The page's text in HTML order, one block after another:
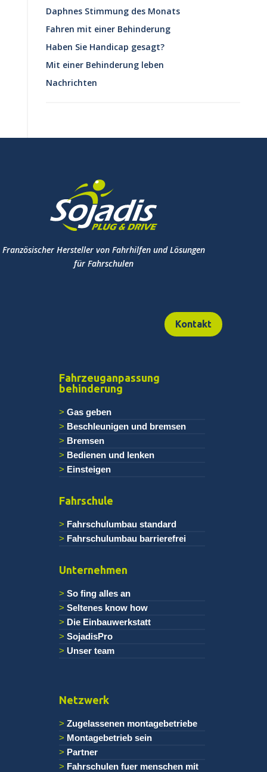
Daphnes Stimmung des Monats
Fahren mit einer Behinderung
Haben Sie Handicap gesagt?
Mit einer Behinderung leben
Nachrichten
Französischer Hersteller von Fahrhilfen und Lösungen
für Fahrschulen
Kontakt
Fahrzeuganpassung
behinderung
Gas geben
Beschleunigen und bremsen
Bremsen
Bedienen und lenken
Einsteigen
Fahrschule
Fahrschulumbau standard
Fahrschulumbau barrierefrei
Unternehmen
So fing alles an
Seltenes know how
Die Einbauwerkstatt
SojadisPro
Unser team
Netzwerk
Zugelassenen montagebetriebe
Montagebetrieb sein
Partner
Fahrschulen fuer menschen mit